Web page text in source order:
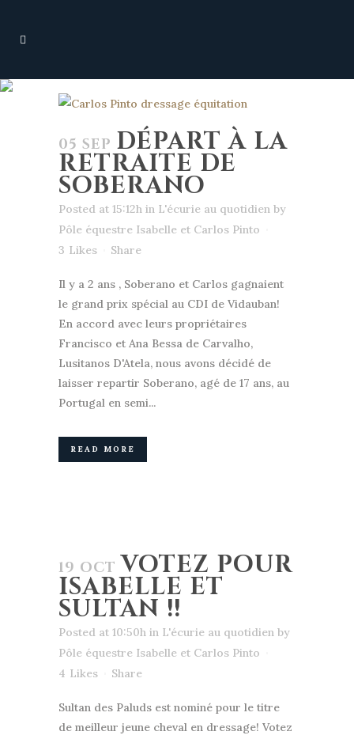
05 SEP DÉPART À LA
RETRAITE DE
SOBERANO
Posted at 15:12h in L'écurie au quotidien by
Pôle équestre Isabelle et Carlos Pinto
3 Likes Share
Il y a 2 ans , Soberano et Carlos gagnaient
le grand prix spécial au CDI de Vidauban!
En accord avec leurs propriétaires
Francisco et Ana Bessa de Carvalho,
Lusitanos D'Atela, nous avons décidé de
laisser repartir Soberano, agé de 17 ans, au
Portugal en semi...
READ MORE
19 OCT VOTEZ POUR
ISABELLE ET
SULTAN !!
Posted at 10:50h in L'écurie au quotidien by
Pôle équestre Isabelle et Carlos Pinto
4 Likes Share
Sultan des Paluds est nominé pour le titre
de meilleur jeune cheval en dressage! Votez